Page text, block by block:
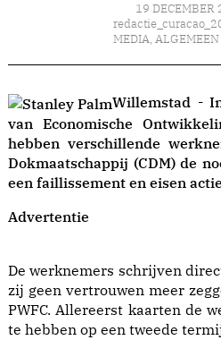
19 DECEMBER
MEDIA,
Willemstad -
van Economische
hebben verschillende
Dokmaatschappij (CDM) de
een faillissement en eisen
Advertentie
De werknemers schrijven
zij geen vertrouwen meer
PWFC. Allereerst kaarten de
te hebben op een tweede